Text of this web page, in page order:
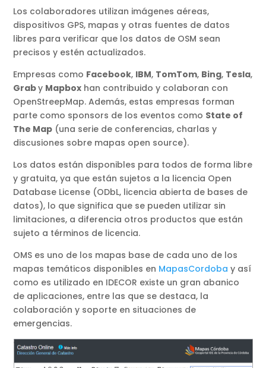
Los colaboradores utilizan imágenes aéreas,
dispositivos GPS, mapas y otras fuentes de datos
libres para verificar que los datos de OSM sean
precisos y estén actualizados.
Empresas como Facebook, IBM, TomTom, Bing, Tesla,
Graby Mapbox han contribuido y colaboran con
OpenStreepMap. Además, estas empresas forman
parte como sponsors de los eventos como State of
The Map (una serie de conferencias, charlas y
discusiones sobre mapas open source).
Los datos están disponibles para todos de forma libre
y gratuita, ya que están sujetos a la licencia Open
Database License (ODbL, licencia abierta de bases de
datos), lo que significa que se pueden utilizar sin
limitaciones, a diferencia otros productos que están
sujeto a términos de licencia.
OMS es uno de los mapas base de cada uno de los
mapas temáticos disponibles en MapasCordoba y así
como es utilizado en IDECOR existe un gran abanico
de aplicaciones, entre las que se destaca, la
colaboración y soporte en situaciones de
emergencias.